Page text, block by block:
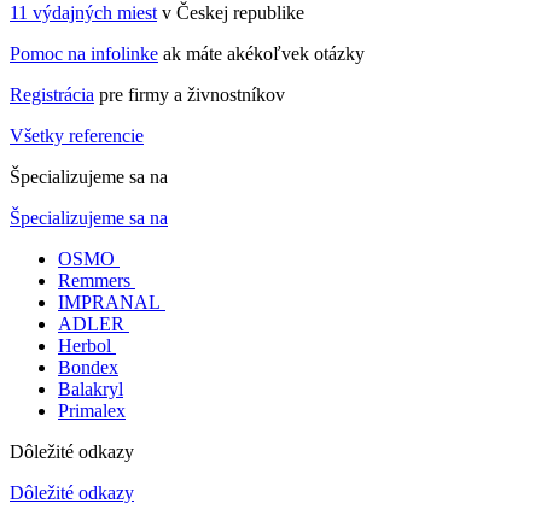
11 výdajných miest v Českej republike
Pomoc na infolinke ak máte akékoľvek otázky
Registrácia pre firmy a živnostníkov
Všetky referencie
Špecializujeme sa na
Špecializujeme sa na
OSMO
Remmers
IMPRANAL
ADLER
Herbol
Bondex
Balakryl
Primalex
Dôležité odkazy
Dôležité odkazy